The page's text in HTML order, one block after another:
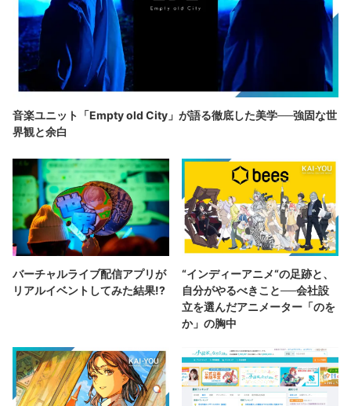
音楽ユニット「Empty old City」が語る徹底した美学──強固な世
界観と余白
バーチャルライブ配信アプリが
リアルイベントしてみた結果!?
“インディーアニメ“の足跡と、
自分がやるべきこと──会社設
立を選んだアニメーター「のを
か」の胸中